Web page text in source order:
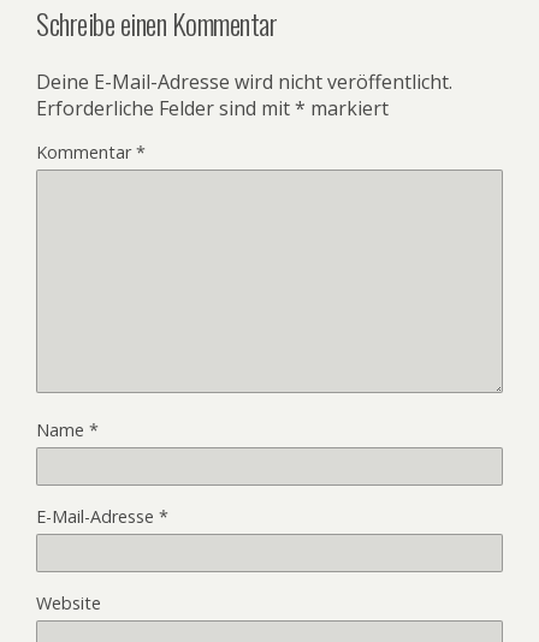
Schreibe einen Kommentar
Deine E-Mail-Adresse wird nicht veröffentlicht.
Erforderliche Felder sind mit* markiert
Kommentar*
Name *
E-Mail-Adresse *
Website